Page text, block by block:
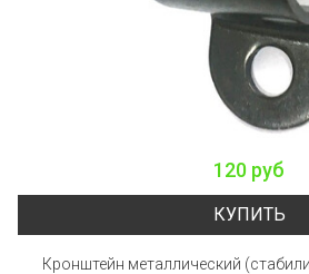
120 руб
КУПИТЬ
Кронштейн металлический